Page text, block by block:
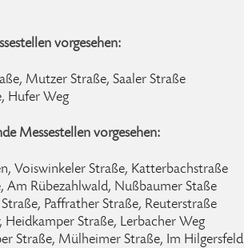
vorgesehen:
Mutzer Straße, Saaler Straße
Hufer Weg
Messestellen vorgesehen:
Voiswinkeler Straße, Katterbachstraße
Am Rübezahlwald, Nußbaumer Staße
Paffrather Straße, Reuterstraße
Heidkamper Straße, Lerbacher Weg
Straße, Mülheimer Straße, Im Hilgersfeld